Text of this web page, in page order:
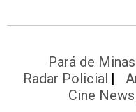
Pará de Minas
Radar Policial
Cine News